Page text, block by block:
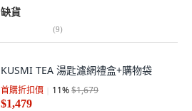
缺貨
(9)
KUSMI TEA 湯匙濾網禮盒+購物袋
首購折扣價 11%$1,679
$1,479